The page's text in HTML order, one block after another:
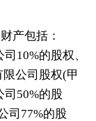
产包括：
10%的股权、
公司股权(甲
司50%的股
司77%的股